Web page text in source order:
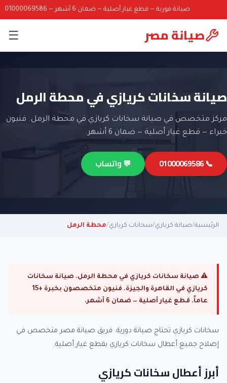
صيانة فورية — قطع غيار أصلية — ضمان 6 أشهر — 01000069586
صيانة مصر ☰
صيانة سخانات كريازي في محطة الرمل
مركز متخصص في صيانة سخانات كريازي في محطة الرمل. فنيون
خبراء — قطع غيار أصلية — ضمان 6 أشهر.
📞 01000069586 💬 واتساب
الرئيسية/صيانة كريازي/سخانات كريازي/محطة الرمل
⚠ صيانة سخانات كريازي في محطة الرمل. صيانة سخانات
كريازي في القاهرة والجيزة. فنيون متخصصون بخبرة +15
عاماً. قطع غيار أصلية — ضمان 6 أشهر.
سخانات كريازي تحتاج صيانة دورية. فريق صيانة مصر متخصص في
إصلاح جميع أعطال سخانات كريازي بقطع غيار أصلية.
أبرز أعطال سخانات كريازي